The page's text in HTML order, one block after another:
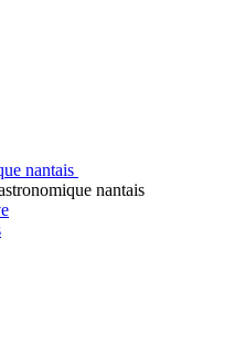
nantais
nantais